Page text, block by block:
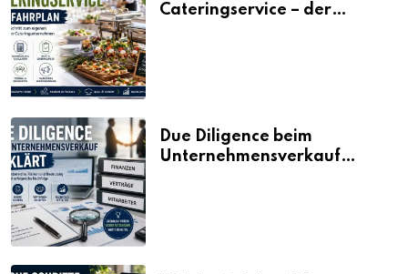
Cateringservice – der
Due Diligence beim
Unternehmensverkauf